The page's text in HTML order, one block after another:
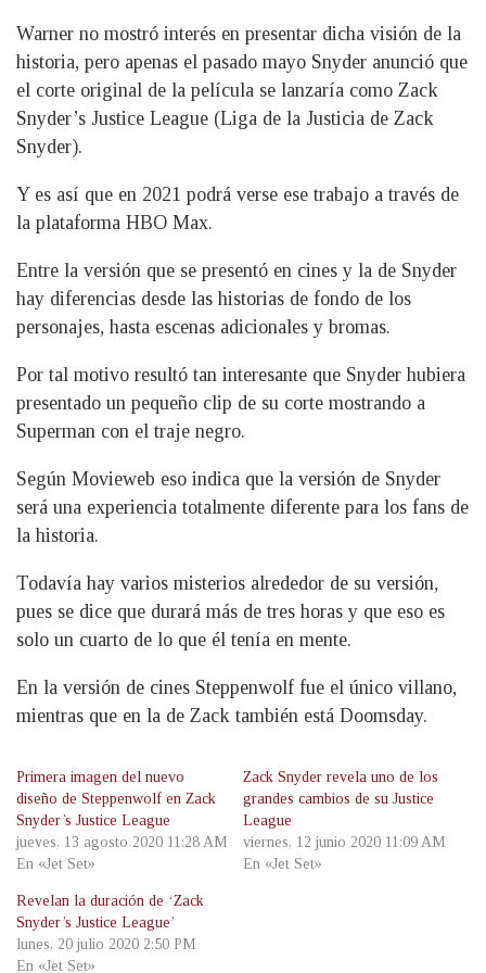
Warner no mostró interés en presentar dicha visión de la
historia, pero apenas el pasado mayo Snyder anunció que
el corte original de la película se lanzaría como Zack
Snyder’s Justice League (Liga de la Justicia de Zack
Snyder).
Y es así que en 2021 podrá verse ese trabajo a través de
la plataforma HBO Max.
Entre la versión que se presentó en cines y la de Snyder
hay diferencias desde las historias de fondo de los
personajes, hasta escenas adicionales y bromas.
Por tal motivo resultó tan interesante que Snyder hubiera
presentado un pequeño clip de su corte mostrando a
Superman con el traje negro.
Según Movieweb eso indica que la versión de Snyder
será una experiencia totalmente diferente para los fans de
la historia.
Todavía hay varios misterios alrededor de su versión,
pues se dice que durará más de tres horas y que eso es
solo un cuarto de lo que él tenía en mente.
En la versión de cines Steppenwolf fue el único villano,
mientras que en la de Zack también está Doomsday.
Primera imagen del nuevo
diseño de Steppenwolf en Zack
Snyder’s Justice League
jueves, 13 agosto 2020 11:28 AM
En «Jet Set»
Zack Snyder revela uno de los
grandes cambios de su Justice
League
viernes, 12 junio 2020 11:09 AM
En «Jet Set»
Revelan la duración de ‘Zack
Snyder’s Justice League’
lunes, 20 julio 2020 2:50 PM
En «Jet Set»